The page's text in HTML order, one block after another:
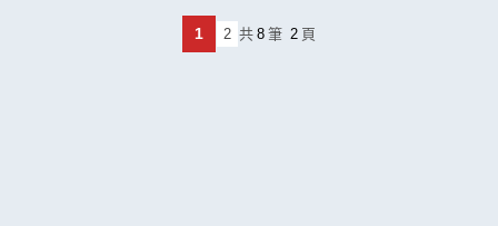
1 2 共 8 筆 2 頁